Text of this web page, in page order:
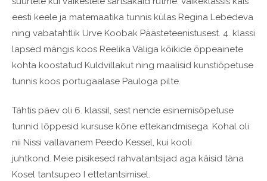
eesti keele ja matemaatika tunnis külas Regina Lebedeva
ning vabatahtlik Urve Koobak Päästeteenistusest. 4. klassi
lapsed mängis koos Reelika Väliga kõikide õppeainete
kohta koostatud Kuldvillakut ning maalisid kunstiõpetuse
tunnis koos portugaalase Pauloga pilte.
Tähtis päev oli 6. klassil, sest nende esinemisõpetuse
tunnid lõppesid kursuse kõne ettekandmisega. Kohal oli
nii Nissi vallavanem Peedo Kessel, kui kooli
juhtkond. Meie pisikesed rahvatantsijad aga käisid täna
Kosel tantsupeo I ettetantsimisel.